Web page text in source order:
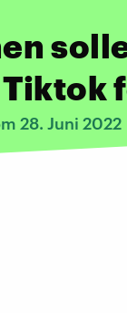
28. Juni 2022